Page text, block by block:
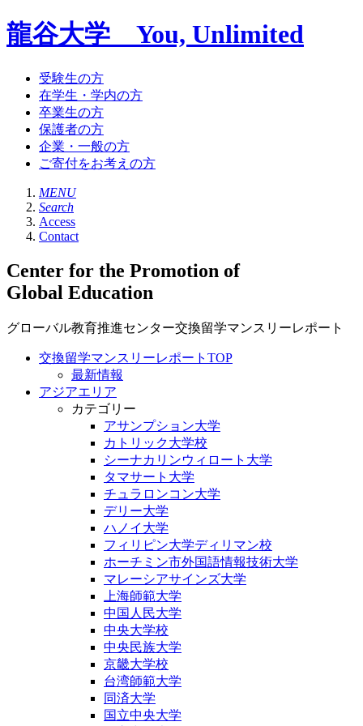
龍谷大学 You, Unlimited
受験生の方
在学生・学内の方
卒業生の方
保護者の方
企業・一般の方
ご寄付をお考えの方
MENU
Search
Access
Contact
Center for the Promotion of
Global Education
グローバル教育推進センター交換留学マンスリーレポート
交換留学マンスリーレポートTOP
最新情報
アジアエリア
カテゴリー
アサンプション大学
カトリック大学校
シーナカリンウィロート大学
タマサート大学
チュラロンコン大学
デリー大学
ハノイ大学
フィリピン大学ディリマン校
ホーチミン市外国語情報技術大学
マレーシアサインズ大学
上海師範大学
中国人民大学
中央大学校
中央民族大学
京畿大学校
台湾師範大学
同済大学
国立中央大学